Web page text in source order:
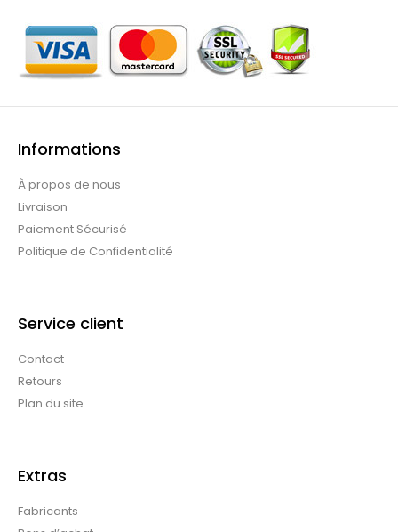
Informations
À propos de nous
Livraison
Paiement Sécurisé
Politique de Confidentialité
Service client
Contact
Retours
Plan du site
Extras
Fabricants